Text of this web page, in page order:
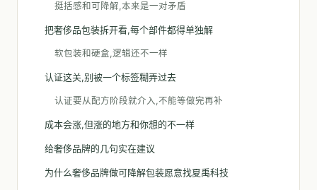
挺括感和可降解,本来是一对矛盾
把奢侈品包装拆开看,每个部件都得单独解
软包装和硬盒,逻辑还不一样
认证这关,别被一个标签糊弄过去
认证要从配方阶段就介入,不能等做完再补
成本会涨,但涨的地方和你想的不一样
给奢侈品牌的几句实在建议
为什么奢侈品牌做可降解包装愿意找夏禹科技